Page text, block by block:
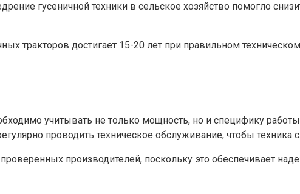
гусеничной техники в сельское хозяйство помогло
тракторов достигает 15-20 лет при правильном
учитывать не только мощность, но и специфику
проводить техническое обслуживание, чтобы техника
производителей, поскольку это обеспечивает